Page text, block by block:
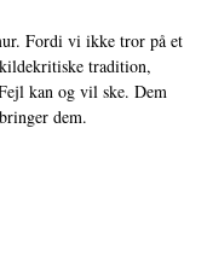
Fordi vi ikke tror på et
tradition,
kan og vil ske. Dem
dem.